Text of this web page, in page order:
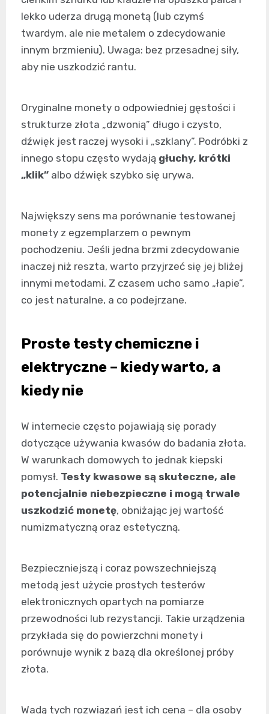
lekko uderza drugą monetą (lub czymś
twardym, ale nie metalem o zdecydowanie
innym brzmieniu). Uwaga: bez przesadnej siły,
aby nie uszkodzić rantu.
Oryginalne monety o odpowiedniej gęstości i
strukturze złota „dzwonią” długo i czysto,
dźwięk jest raczej wysoki i „szklany”. Podróbki z
innego stopu często wydają głuchy, krótki
„klik” albo dźwięk szybko się urywa.
Największy sens ma porównanie testowanej
monety z egzemplarzem o pewnym
pochodzeniu. Jeśli jedna brzmi zdecydowanie
inaczej niż reszta, warto przyjrzeć się jej bliżej
innymi metodami. Z czasem ucho samo „łapie”,
co jest naturalne, a co podejrzane.
Proste testy chemiczne i
elektryczne – kiedy warto, a
kiedy nie
W internecie często pojawiają się porady
dotyczące używania kwasów do badania złota.
W warunkach domowych to jednak kiepski
pomysł. Testy kwasowe są skuteczne, ale
potencjalnie niebezpieczne i mogą trwale
uszkodzić monetę, obniżając jej wartość
numizmatyczną oraz estetyczną.
Bezpieczniejszą i coraz powszechniejszą
metodą jest użycie prostych testerów
elektronicznych opartych na pomiarze
przewodności lub rezystancji. Takie urządzenia
przykłada się do powierzchni monety i
porównuje wynik z bazą dla określonej próby
złota.
Wadą tych rozwiązań jest ich cena – dla osoby